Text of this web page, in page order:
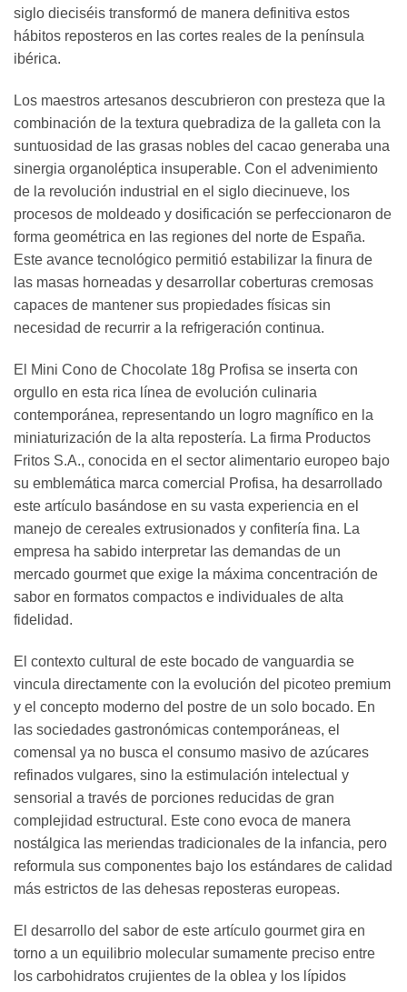
siglo dieciséis transformó de manera definitiva estos
hábitos reposteros en las cortes reales de la península
ibérica.
Los maestros artesanos descubrieron con presteza que la
combinación de la textura quebradiza de la galleta con la
suntuosidad de las grasas nobles del cacao generaba una
sinergia organoléptica insuperable. Con el advenimiento
de la revolución industrial en el siglo diecinueve, los
procesos de moldeado y dosificación se perfeccionaron de
forma geométrica en las regiones del norte de España.
Este avance tecnológico permitió estabilizar la finura de
las masas horneadas y desarrollar coberturas cremosas
capaces de mantener sus propiedades físicas sin
necesidad de recurrir a la refrigeración continua.
El Mini Cono de Chocolate 18g Profisa se inserta con
orgullo en esta rica línea de evolución culinaria
contemporánea, representando un logro magnífico en la
miniaturización de la alta repostería. La firma Productos
Fritos S.A., conocida en el sector alimentario europeo bajo
su emblemática marca comercial Profisa, ha desarrollado
este artículo basándose en su vasta experiencia en el
manejo de cereales extrusionados y confitería fina. La
empresa ha sabido interpretar las demandas de un
mercado gourmet que exige la máxima concentración de
sabor en formatos compactos e individuales de alta
fidelidad.
El contexto cultural de este bocado de vanguardia se
vincula directamente con la evolución del picoteo premium
y el concepto moderno del postre de un solo bocado. En
las sociedades gastronómicas contemporáneas, el
comensal ya no busca el consumo masivo de azúcares
refinados vulgares, sino la estimulación intelectual y
sensorial a través de porciones reducidas de gran
complejidad estructural. Este cono evoca de manera
nostálgica las meriendas tradicionales de la infancia, pero
reformula sus componentes bajo los estándares de calidad
más estrictos de las dehesas reposteras europeas.
El desarrollo del sabor de este artículo gourmet gira en
torno a un equilibrio molecular sumamente preciso entre
los carbohidratos crujientes de la oblea y los lípidos